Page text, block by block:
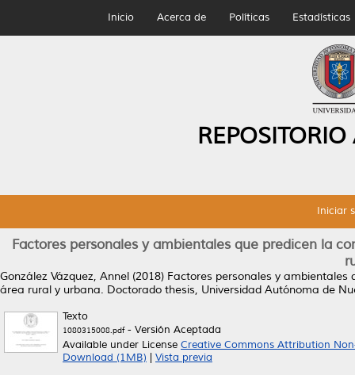
Inicio Acerca de Políticas Estadísticas
Iniciar
Factores personales y ambientales que predicen la
González Vázquez, Annel (2018) Factores personales y ambientales
área rural y urbana. Doctorado thesis, Universidad Autónoma de
Texto
1080315008.pdf- Versión Aceptada
Available under License Creative Commons Attribution
Download (1MB)
Vista previa